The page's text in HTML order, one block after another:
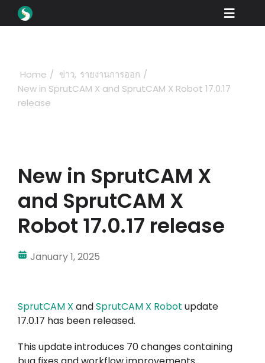
Toggle
Tải xuống
Học hỏi
Các ngành nghề
Công ty
Cổng đại lý
Ủng hộ
Đăng nhập
Home ข่าว รายงานการออก
New in SprutCAM X and SprutCAM X Robot 17.0.17
release
New in SprutCAM X
and SprutCAM X
Robot 17.0.17 release
January 1, 2025
SprutCAM X andSprutCAM X Robot update
17.0.17 has been released.
This update introduces 70 changes containing